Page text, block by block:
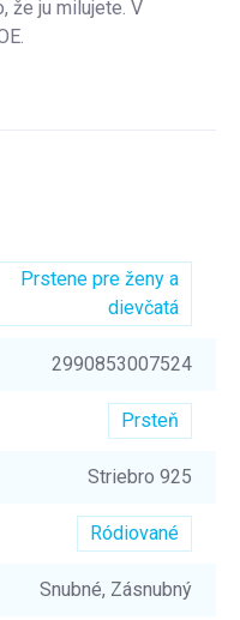
že ju milujete. V
Prstene pre ženy a
dievčatá
2990853007524
Prsteň
Striebro 925
Ródiované
Snubné, Zásnubný